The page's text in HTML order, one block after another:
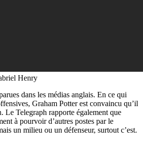
Henry
dans les médias anglais. En ce qui
Graham Potter est convaincu qu’il
Le Telegraph rapporte également que
à pourvoir d’autres postes par le
un milieu ou un défenseur, surtout c’est.